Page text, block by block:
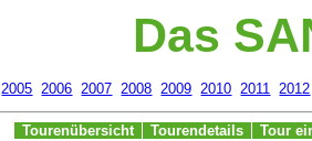
Das
2005 2006 2007 2008 2009 2010 2011 2012
Tourenübersicht Tourendetails Tour